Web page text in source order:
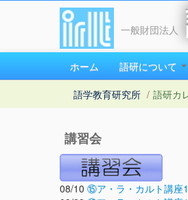
一般財団法人
ホーム 語研について
語学教育研究所 / 語研カ
講習会
08/10 ⑮ア・ラ・カルト講座